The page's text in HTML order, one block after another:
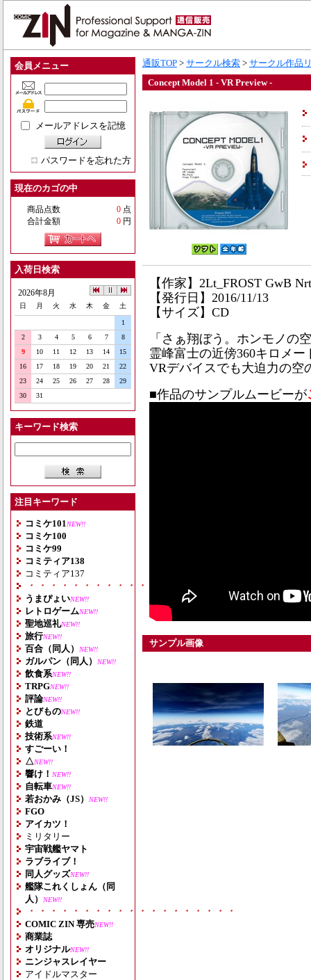
会員メニュー
メールアドレスを記憶
パスワードを忘れた方
現在のカゴの中
商品点数 0 点
合計金額
0 円
入荷日検索
2026年8月
日 月 火 水 木 金 土
1
2
3 4 5 6 7
8
9
10 11 12 13 14
15
16
17 18 19 20 21
22
23
24 25 26 27 28
29
30
31
キーワード検索
注目キーワード
コミケ101 NEW!!
コミケ100
コミケ99
コミティア138
コミティア137
・・・・・・・・・・・・・・・・・・・
うまぴょいNEW!!
レトロゲームNEW!!
聖地巡礼NEW!!
旅行NEW!!
百合（同人） NEW!!
ガルパン（同人） NEW!!
飲食系NEW!!
TRPGNEW!!
評論NEW!!
とびものNEW!!
鉄道
技術系NEW!!
すごーい！
△NEW!!
響け！ NEW!!
自転車NEW!!
若おかみ（JS） NEW!!
FGO
アイカツ！
ミリタリー
宇宙戦艦ヤマト
ラブライブ！
同人グッズNEW!!
艦隊これくしょん（同
人）
NEW!!
・・・・・・・・・・・・・・・・・・・
COMIC ZIN 専売NEW!!
商業誌
オリジナルNEW!!
ニンジャスレイヤー
アイドルマスター
通販TOP > サークル検索 > サークル作品
Concept Model 1 - VR Preview -
【作家】2Lt_FROST GwB
【発行日】2016/11/13
【サイズ】CD
「さぁ翔ぼう。ホンモノの
霊峰富士の近傍360キロメ
VRデバイスでも大迫力の空
■作品のサンプルムービーが
サンプル画像